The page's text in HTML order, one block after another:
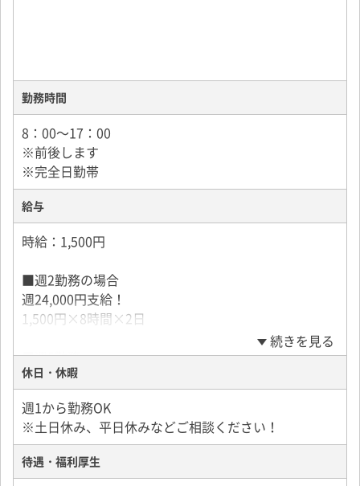
勤務時間
8：00～17：00
※前後します
※完全日勤帯
給与
時給：1,500円
■週2勤務の場合
週24,000円支給！
1,500円×8時間×2日
■週5勤務
週60,000円支給！
1,500円×8時間×5日
続きを見る
休日・休暇
週1から勤務OK
※土日休み、平日休みなどご相談ください！
待遇・福利厚生